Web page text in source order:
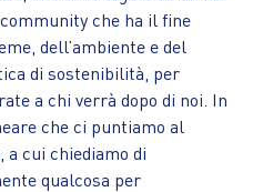
che ha il fine
dell’ambiente e del
di sostenibilità, per
a chi verrà dopo di noi. In
che ci puntiamo al
cui chiediamo di
qualcosa per